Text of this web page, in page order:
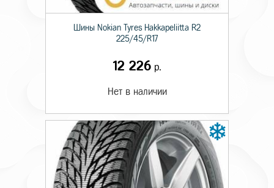
Шины Nokian Tyres Hakkapeliitta R2
225/45/R17
12 226 р.
Нет в наличии